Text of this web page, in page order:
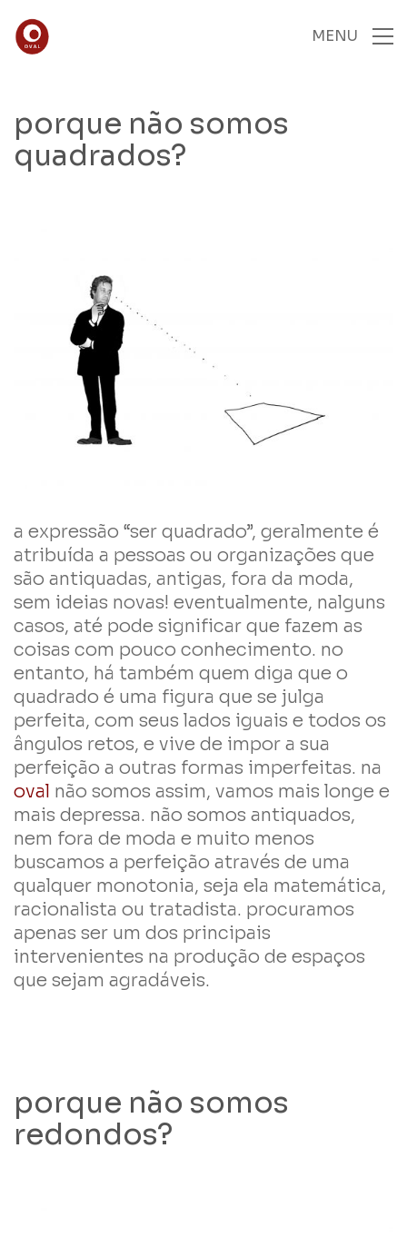
MENU
porque não somos
quadrados?
a expressão “ser quadrado”, geralmente é
atribuída a pessoas ou organizações que
são antiquadas, antigas, fora da moda,
sem ideias novas! eventualmente, nalguns
casos, até pode significar que fazem as
coisas com pouco conhecimento. no
entanto, há também quem diga que o
quadrado é uma figura que se julga
perfeita, com seus lados iguais e todos os
ângulos retos, e vive de impor a sua
perfeição a outras formas imperfeitas. na
oval não somos assim, vamos mais longe e
mais depressa. não somos antiquados,
nem fora de moda e muito menos
buscamos a perfeição através de uma
qualquer monotonia, seja ela matemática,
racionalista ou tratadista. procuramos
apenas ser um dos principais
intervenientes na produção de espaços
que sejam agradáveis.
porque não somos
redondos?